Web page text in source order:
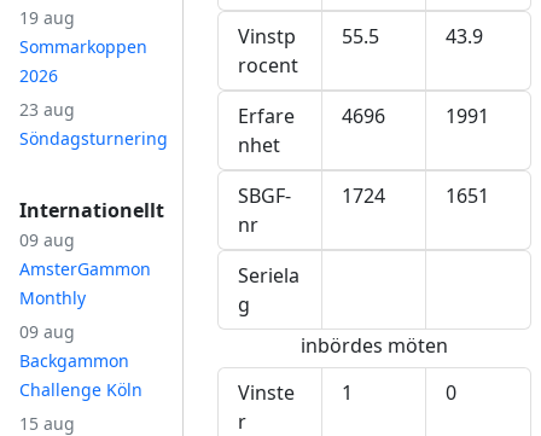
19 aug
Sommarkoppen
2026
23 aug
Söndagsturnering
Internationellt
09 aug
AmsterGammon
Monthly
09 aug
Backgammon
Challenge Köln
15 aug
Vinstp
rocent
55.5 43.9
Erfare
nhet
4696 1991
SBGF-
nr
1724 1651
Seriela
g
inbördes möten
Vinste
r
1 0